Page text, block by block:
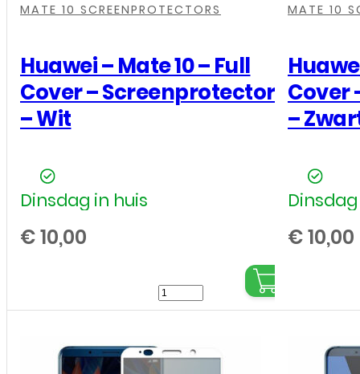
MATE 10 SCREENPROTECTORS
Huawei – Mate 10 – Full
Cover – Screenprotector
– Wit
Dinsdag in huis
€10,00
Huawei
-
10
MATE 10
Cover
–
€10,00